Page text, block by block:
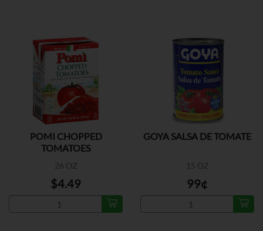
POMI CHOPPED
TOMATOES
26 OZ
$4.49
GOYA SALSA DE TOMATE
15 OZ
99¢